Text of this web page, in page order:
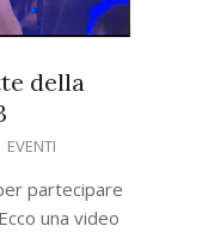
della
EVENTI
partecipare
una video